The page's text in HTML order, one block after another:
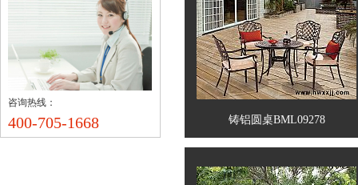
咨询热线：
400-705-1668 铸铝圆桌BML09278